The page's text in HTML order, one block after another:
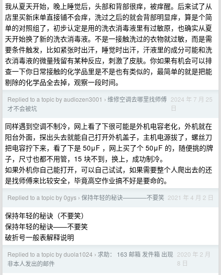
我从夏天开始，晚上睡觉后，头部和背部很痒，被痒醒。后来试了从
店里买新床单直接铺不会痒，洗过之后的就会背部明显痒，算是个简
单的对照组了，初步认定是用的洗衣消毒液里有过敏原，也确实从夏
天开始换了新的洗衣消毒液。不是一接触洗过的衣物就过敏，而是需
要条件触发，比如紧张时出汗，睡觉时出汗，汗液里的成分可能和洗
衣消毒液的微量残留有某种反应，刺激了皮肤。你如果有机会可以排
查一下你日常接触的化学品里是不是也有类似的，最简单的就是把能
剔除的化学品全去掉，观察一段时间。
Replied to a topic by audiozen3001 › 维修空调去哪里找师傅
才不会被坑
2024 年 7 月 25
日
同样遇到空调不制冷，网上看了下很可能是外机电容老化，外机就在
阳台外面，探出头去就能自己打开外机盖子，主机电源拔了，螺丝刀
把电容拧下来，看了下是 50μF ，网上买了个 50μF 的，随便挑的牌
子，尺寸也都不用管，15 块不到，换上，成功制冷。
如果外机你自己能打开，可以自己试试，如果需要整个人爬出去的还
是找师傅来比较安全，毕竟高空作业搞不好是要命的。
Replied to a topic by 0gys › 保持年轻的秘诀————不要笑 2021 年 4 月 2 日
保持年轻的秘诀（不要笑）
保持年轻的秘诀——不要笑
破折号一般表解释说明
Replied to a topic by duola1024 › 求助： 163 邮箱 发件箱 出现
非本人发出的邮件
2020 年 2 月
8 日